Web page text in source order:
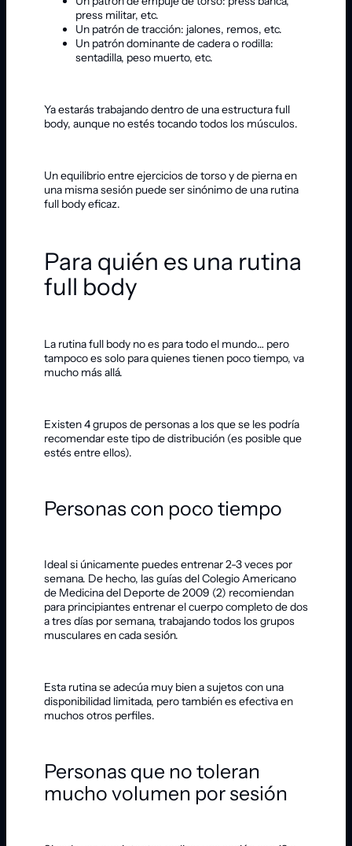
press militar, etc.
Un patrón de tracción: jalones, remos, etc.
Un patrón dominante de cadera o rodilla:
sentadilla, peso muerto, etc.
Ya estarás trabajando dentro de una estructura full
body, aunque no estés tocando todos los músculos.
Un equilibrio entre ejercicios de torso y de pierna en
una misma sesión puede ser sinónimo de una rutina
full body eficaz.
Para quién es una rutina
full body
La rutina full body no es para todo el mundo… pero
tampoco es solo para quienes tienen poco tiempo, va
mucho más allá.
Existen 4 grupos de personas a los que se les podría
recomendar este tipo de distribución (es posible que
estés entre ellos).
Personas con poco tiempo
Ideal si únicamente puedes entrenar 2-3 veces por
semana. De hecho, las guías del Colegio Americano
de Medicina del Deporte de 2009 (2) recomiendan
para principiantes entrenar el cuerpo completo de dos
a tres días por semana, trabajando todos los grupos
musculares en cada sesión.
Esta rutina se adecúa muy bien a sujetos con una
disponibilidad limitada, pero también es efectiva en
muchos otros perfiles.
Personas que no toleran
mucho volumen por sesión